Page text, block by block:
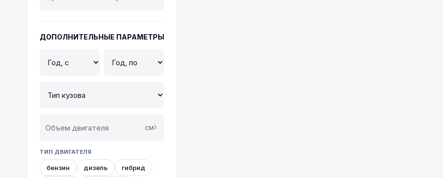
ДОПОЛНИТЕЛЬНЫЕ ПАРАМЕТРЫ
см3
ТИП ДВИГАТЕЛЯ
бензин дизель гибрид